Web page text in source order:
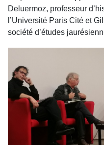
Deluermoz, professeur
l’Université Paris Cité et
société d’études